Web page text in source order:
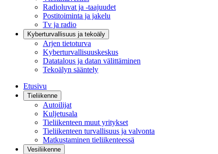
Radioluvat ja -taajuudet
Postitoiminta ja jakelu
Tv ja radio
Kyberturvallisuus ja tekoäly
Arjen tietoturva
Kyberturvallisuuskeskus
Datatalous ja datan välittäminen
Tekoälyn sääntely
Etusivu
Tieliikenne
Autoilijat
Kuljetusala
Tieliikenteen muut yritykset
Tieliikenteen turvallisuus ja valvonta
Matkustaminen tieliikenteessä
Vesiliikenne